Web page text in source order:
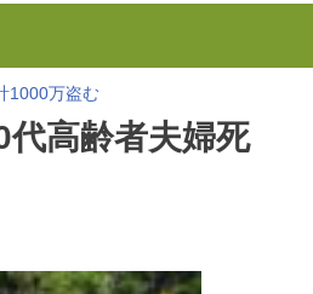
1000万盗む
の被害が多発
江戸川区
高齢者夫婦死